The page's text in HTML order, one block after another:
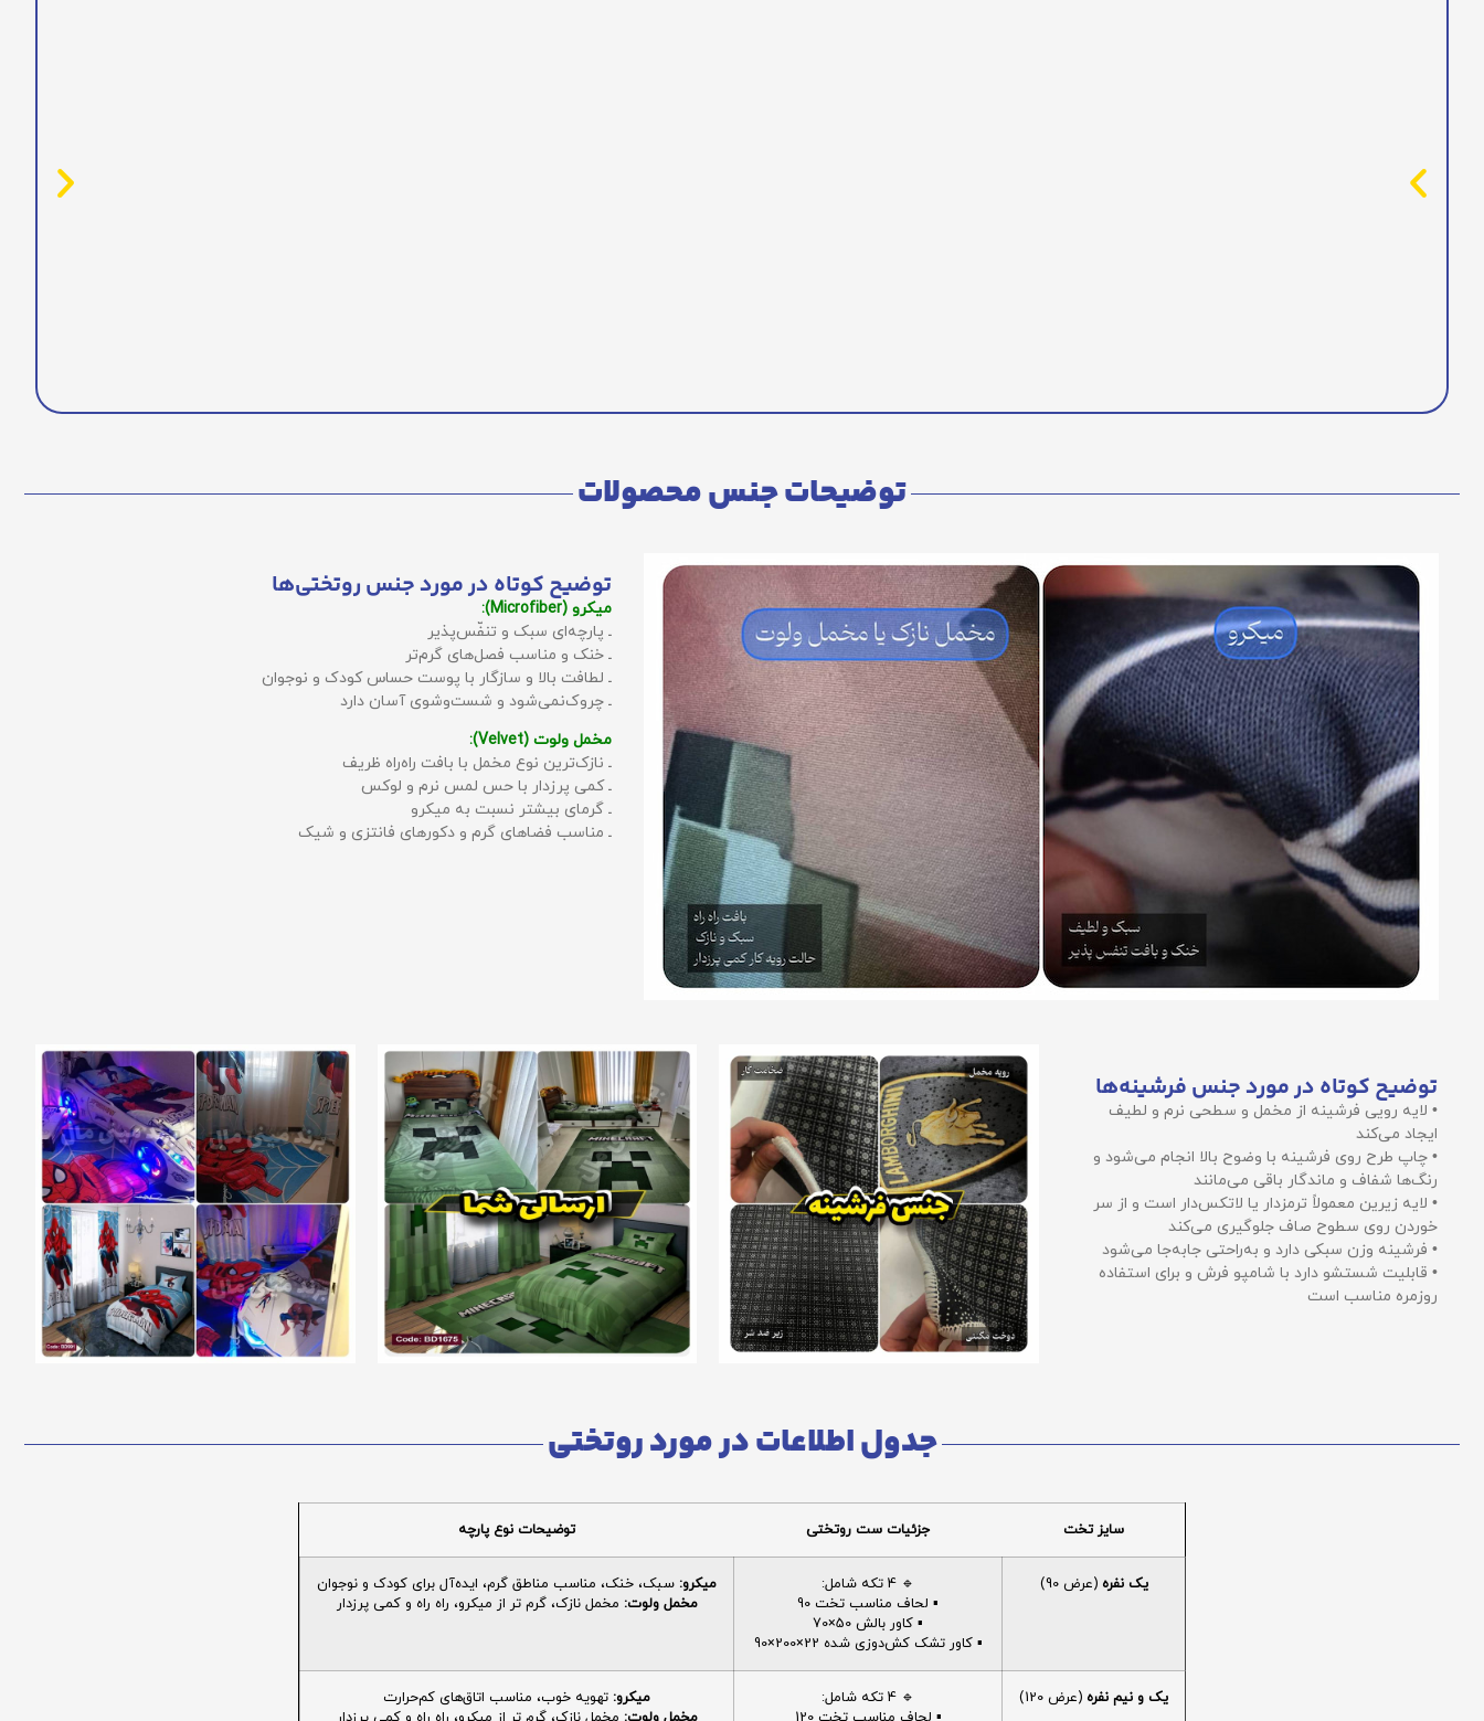
توضیحات جنس محصولات
توضیح کوتاه در مورد جنس روتختی‌ها
میکرو (Microfiber):
ـ پارچه‌ای سبک و تنفّس‌پذیر
ـ خنک و مناسب فصل‌های گرم‌تر
ـ لطافت بالا و سازگار با پوست حساس کودک و نوجوان
ـ چروک‌نمی‌شود و شست‌وشوی آسان دارد
مخمل ولوت (Velvet):
ـ نازک‌ترین نوع مخمل با بافت راه‌راه ظریف
ـ کمی پرزدار با حس لمس نرم و لوکس
ـ گرمای بیشتر نسبت به میکرو
ـ مناسب فضاهای گرم و دکورهای فانتزی و شیک
توضیح کوتاه در مورد جنس فرشینه‌ها
• لایه رویی فرشینه از مخمل و سطحی نرم و لطیف
ایجاد می‌کند
• چاپ طرح روی فرشینه با وضوح بالا انجام می‌شود و
رنگ‌ها شفاف و ماندگار باقی می‌مانند
• لایه زیرین معمولاً ترمزدار یا لاتکس‌دار است و از سر
خوردن روی سطوح صاف جلوگیری می‌کند
• فرشینه وزن سبکی دارد و به‌راحتی جابه‌جا می‌شود
• قابلیت شستشو دارد با شامپو فرش و برای استفاده
روزمره مناسب است
جدول اطلاعات در مورد روتختی
سایز تخت جزئیات ست روتختی توضیحات نوع پارچه
یک نفره (عرض 90)
🔹 4 تکه شامل:
▪️ لحاف مناسب تخت 90
▪️ کاور بالش 50×70
▪️ کاور تشک کش‌دوزی شده 22×200×90
میکرو: سبک، خنک، مناسب مناطق گرم، ایده‌آل برای کودک و نوجوان
مخمل ولوت: مخمل نازک، گرم تر از میکرو، راه راه و کمی پرزدار
یک و نیم نفره (عرض 120)
🔹 4 تکه شامل:
میکرو: تهویه خوب، مناسب اتاق‌های کم‌حرارت